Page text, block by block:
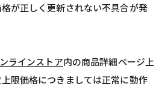
が正しく更新されない不具合が発
ラインストア内の商品詳細ページ上
限価格につきましては正常に動作